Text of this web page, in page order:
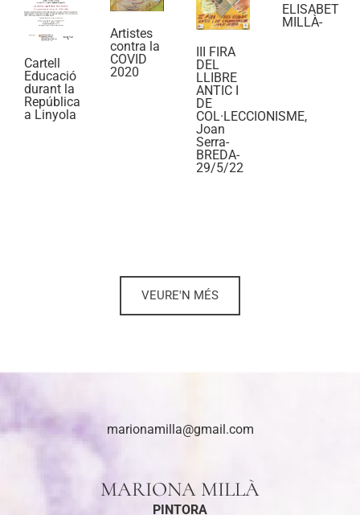
Cartell
Educació
durant la
República
a Linyola
Artistes
contra la
COVID
2020
III FIRA
DEL
LLIBRE
ANTIC I
DE
COL·LECCIONISME,
Joan
Serra-
BREDA-
29/5/22
ELISABET
MILLÀ-
VEURE'N MÉS
marionamilla@gmail.com
MARIONA MILLÀ
PINTORA